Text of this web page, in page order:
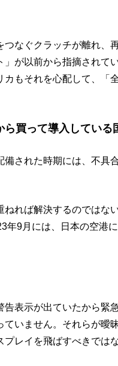
なぐクラッチが離れ、
」が以前から指摘されて
カもそれを心配して、「
ら買って導入している
された時期には、不具
ねれば解決するのではな
年9月には、日本の空港
告表示が出ていたから緊
ていません。それらが曖
プレイを飛ばすべきでは